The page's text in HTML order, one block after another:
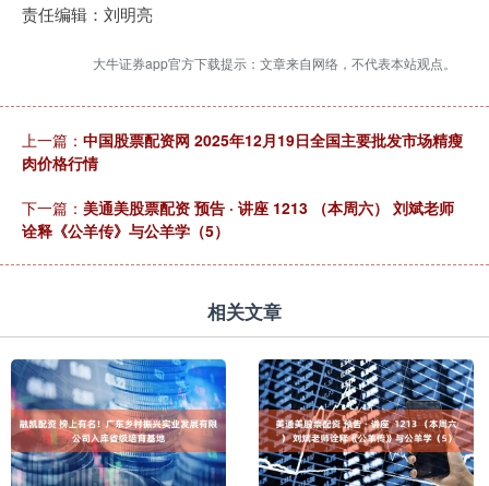
责任编辑：刘明亮
大牛证券app官方下载提示：文章来自网络，不代表本站观点。
上一篇： 中国股票配资网 2025年12月19日全国主要批发市场精瘦
肉价格行情
下一篇： 美通美股票配资 预告 · 讲座 1213 （本周六） 刘斌老师
诠释《公羊传》与公羊学（5）
相关文章